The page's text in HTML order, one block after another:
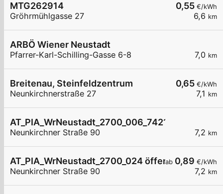
0,55 €/kWh
6,6 km
MTG262914
Gröhrmühlgasse 27
7,0 km
ARBÖ Wiener Neustadt
Pfarrer-Karl-Schilling-Gasse 6-8
0,65 €/kWh
7,1 km
Breitenau, Steinfeldzentrum
Neunkirchnerstraße 27
7,2 km
AT_PIA_WrNeustadt_2700_006_74211213869
Neunkirchner Straße 90
ab 0,89 €/kWh
7,2 km
AT_PIA_WrNeustadt_2700_024 öffentlich
Neunkirchner Straße 90